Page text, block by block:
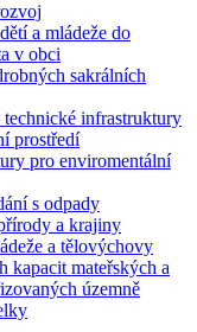
a mládeže do
v obci
sakrálních
infrastruktury
prostředí
pro enviromentální
s odpady
a krajiny
a tělovýchovy
kapacit mateřských a
územně